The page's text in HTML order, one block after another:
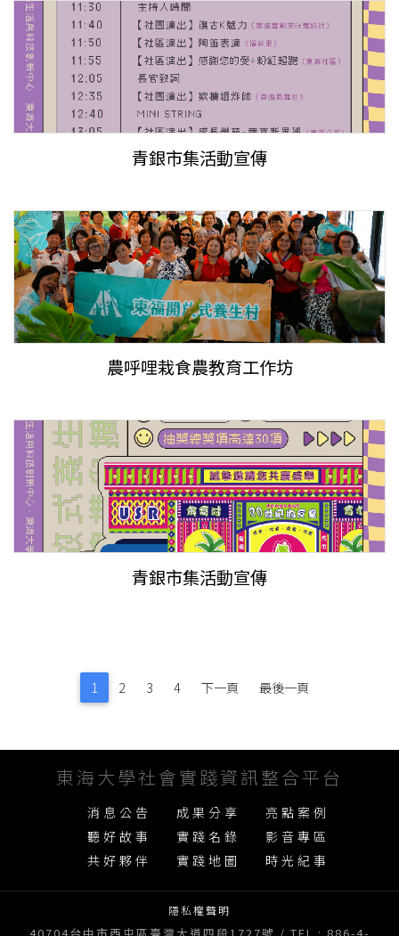
青銀市集活動宣傳
農呼哩栽食農教育工作坊
青銀市集活動宣傳
1 2 3 4 下一頁 最後一頁
東海大學社會實踐資訊整合平台
消息公告 成果分享
亮點案例
聽好故事
實踐名錄
影音專區
共好夥伴
實踐地圖 時光紀事
隱私權聲明